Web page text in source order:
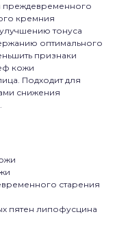
преждевременного
кремния
тонуса
оптимального
признаки
кожи
Подходит для
снижения
старения
пятен липофусцина